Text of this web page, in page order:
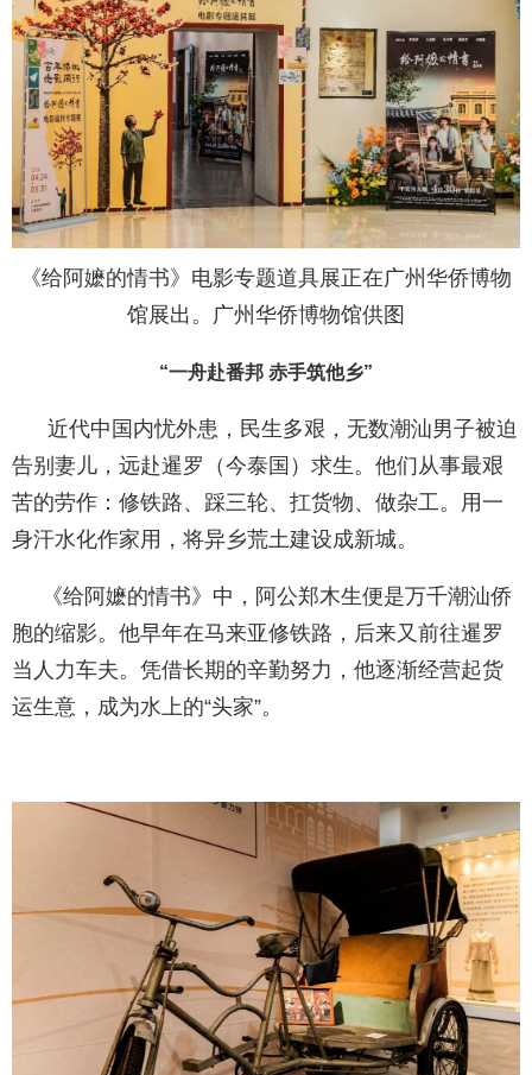
《给阿嬷的情书》电影专题道具展正在广州华侨博物
馆展出。广州华侨博物馆供图
“一舟赴番邦 赤手筑他乡”
近代中国内忧外患，民生多艰，无数潮汕男子被迫
告别妻儿，远赴暹罗（今泰国）求生。他们从事最艰
苦的劳作：修铁路、踩三轮、扛货物、做杂工。用一
身汗水化作家用，将异乡荒土建设成新城。
《给阿嬷的情书》中，阿公郑木生便是万千潮汕侨
胞的缩影。他早年在马来亚修铁路，后来又前往暹罗
当人力车夫。凭借长期的辛勤努力，他逐渐经营起货
运生意，成为水上的“头家”。